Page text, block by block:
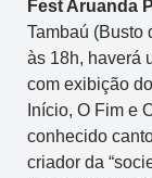
Fest Aruanda
Tambaú (Busto
às 18h, haverá
com exibição
Início, O Fim e
conhecido
criador da